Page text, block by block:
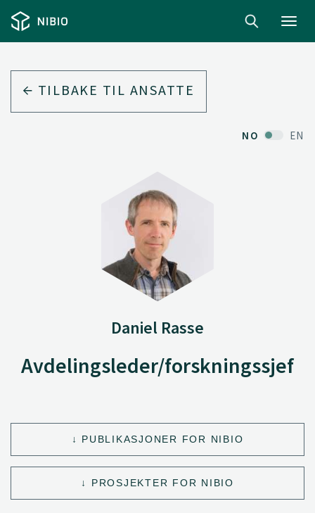
TILBAKE TIL ANSATTE
NO EN
Daniel Rasse
Avdelingsleder/forskningssjef
PUBLIKASJONER FOR NIBIO
PROSJEKTER FOR NIBIO